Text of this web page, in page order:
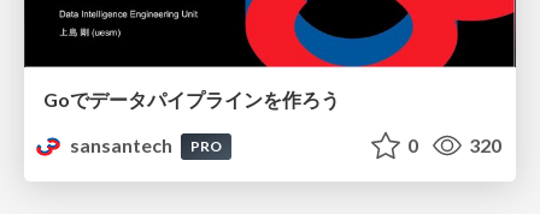
Goでデータパイプラインを作ろう
sansantech
PRO 0 320